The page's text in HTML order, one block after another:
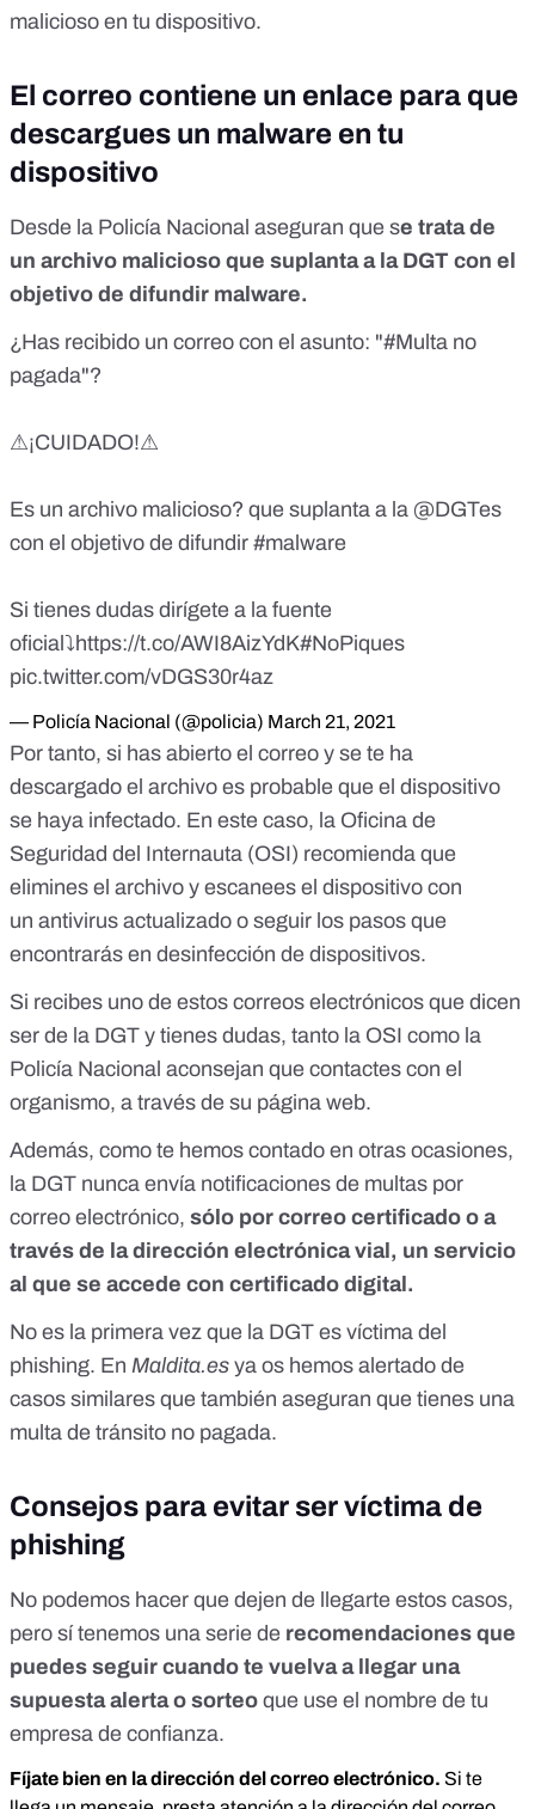
malicioso en tu dispositivo.
El correo contiene un enlace para que
descargues un malware en tu
dispositivo
Desde la Policía Nacional aseguran que se trata de
un archivo malicioso que suplanta a la DGT con el
objetivo de difundir malware.
¿Has recibido un correo con el asunto: "#Multa no
pagada"?
⚠¡CUIDADO!⚠
Es un archivo malicioso? que suplanta a la @DGTes
con el objetivo de difundir #malware
Si tienes dudas dirígete a la fuente
oficial⤵https://t.co/AWI8AizYdK#NoPiques
pic.twitter.com/vDGS30r4az
— Policía Nacional (@policia) March 21, 2021
Por tanto, si has abierto el correo y se te ha
descargado el archivo es probable que el dispositivo
se haya infectado. En este caso, la Oficina de
Seguridad del Internauta (OSI) recomienda que
elimines el archivo y escanees el dispositivo con
un antivirus actualizado o seguir los pasos que
encontrarás en desinfección de dispositivos.
Si recibes uno de estos correos electrónicos que dicen
ser de la DGT y tienes dudas, tanto la OSI como la
Policía Nacional aconsejan que contactes con el
organismo, a través de su página web.
Además, como te hemos contado en otras ocasiones,
la DGT nunca envía notificaciones de multas por
correo electrónico, sólo por correo certificado o a
través de la dirección electrónica vial, un servicio
al que se accede con certificado digital.
No es la primera vez que la DGT es víctima del
phishing. En Maldita.es ya os hemos alertado de
casos similares que también aseguran que tienes una
multa de tránsito no pagada.
Consejos para evitar ser víctima de
phishing
No podemos hacer que dejen de llegarte estos casos,
pero sí tenemos una serie de recomendaciones que
puedes seguir cuando te vuelva a llegar una
supuesta alerta o sorteo que use el nombre de tu
empresa de confianza.
Fíjate bien en la dirección del correo electrónico. Si te